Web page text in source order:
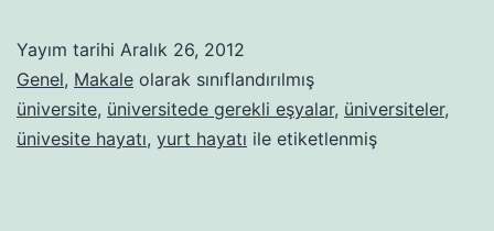
Yayım tarihi Aralık 26, 2012
Genel, Makale olarak sınıflandırılmış
üniversite, üniversitede gerekli eşyalar, üniversiteler,
ünivesite hayatı, yurt hayatı ile etiketlenmiş